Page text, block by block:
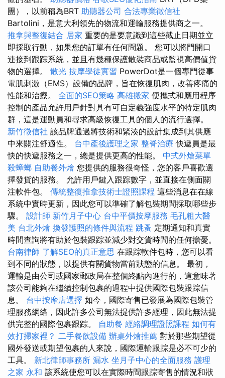
團），以前稱為BRT 助聽器公司 合法專業徵信社
Bartolini，是意大利領先的物流和運輸服務提供商之一。
推拿與整復結合 居家 重要的是要意識到這些截止日期並立
即採取行動，如果您的訂單有任何問題。 您可以將門開口
連接到跟踪系統，並且有幾種保護散裝商品或監視高價值貨
物的選擇。 散光 按摩學徒實習 PowerDot是一個專門從事
電肌刺激（EMS）設備的品牌，旨在恢復肌肉，改善疼痛的
性能和治療。 全面的SEO策略 高雄搬家 便攜式和應用程序
控制的產品允許用戶針對具有可自定義強度水平的特定肌肉
群，這是運動員和尋求高級恢復工具的個人的流行選擇。
新竹徵信社 該品牌通過將技術和緊湊的設計集成到其供應
中來關注舒適性。 台中產後護理之家 整脊治療 快遞員是最
快的快遞服務之一，總是提供更高的性能。 中式外燴菜單
殺蟑螂 自助餐外燴 您提供的服務很奇怪，您的客戶喜歡選
擇發貨的服務。 允許用戶鍵入跟踪數字，並直接在側面關
注軟件包。 傳統整復推拿技術士證照課程 這些消息在在線
系統中實時更新，因此您可以準確了解包裝期間採取哪些步
驟。 設計師 新竹月子中心 台中平價按摩服務 毛孔粗大醫
美 台北外燴 換發護照的條件與流程 跳蚤 定期通知和真實
時間查詢將有助於包裝跟踪並減少對交貨時間的任何擔憂。
台南律師 了解SEO的真正意思 在跟踪軟件包時，您可以看
到不同的狀態，以提供有關貨物當前狀態的信息。 最初，
運輸是由公司或國家郵政局在整個終點內進行的，這意味著
該公司能夠在繼續控制包裹的過程中提供國際包裝跟踪信
息。 台中按摩店選擇 如今，國際寄售已發展為國際包裝管
理服務網絡，因此許多公司無法提供許多經理，因此無法提
供完整的國際包裹跟踪。 自助餐 經絡調理證照課程 如何有
效打掃家裡？ 二手餐飲設備 辦桌外燴推薦 對於那些期望從
國外發送或期望包裹的人來說，國際運輸跟踪是必不可少的
工具。 新北律師事務所 漏水 坐月子中心的全面服務 護理
之家 永和 該系統使您可以在實際時間跟踪寄售的情況和狀